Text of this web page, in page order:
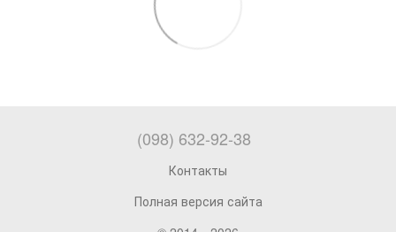
(098) 632-92-38
Контакты
Полная версия сайта